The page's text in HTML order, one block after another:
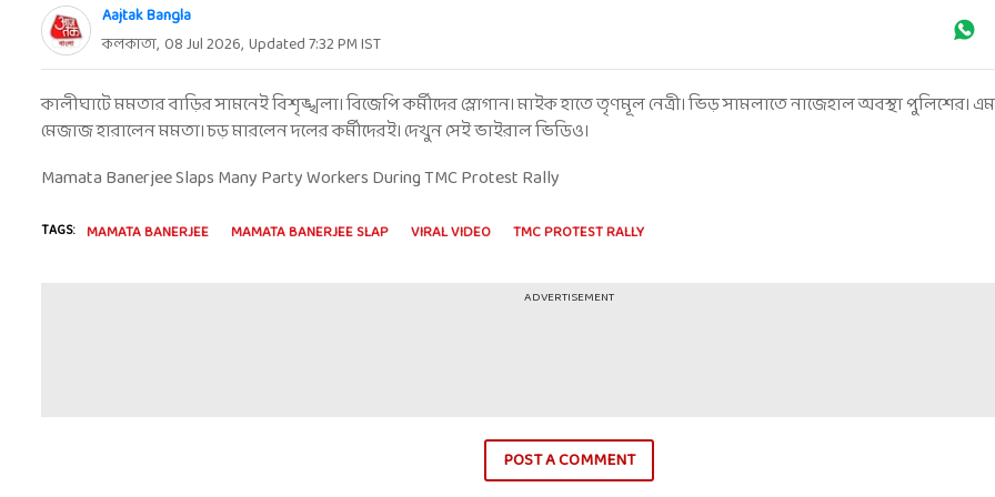
Aajtak Bangla
কলকাতা, 08 Jul 2026, Updated7:32 PMIST
কালীঘাটে মমতার বাড়ির সামনেই বিশৃঙ্খলা। বিজেপি কর্মীদের স্লোগান। মাইক হাতে তৃণমূল নেত্রী। ভিড় সামলাতে নাজেহাল অবস্থা পুলিশের।
মেজাজ হারালেন মমতা। চড় মারলেন দলের কর্মীদেরই। দেখুন সেই ভাইরাল ভিডিও।
Mamata Banerjee Slaps Many Party Workers During TMC Protest Rally
TAGS: MAMATA BANERJEE MAMATA BANERJEE SLAP VIRAL VIDEO TMC PROTEST RALLY
ADVERTISEMENT
POST A COMMENT